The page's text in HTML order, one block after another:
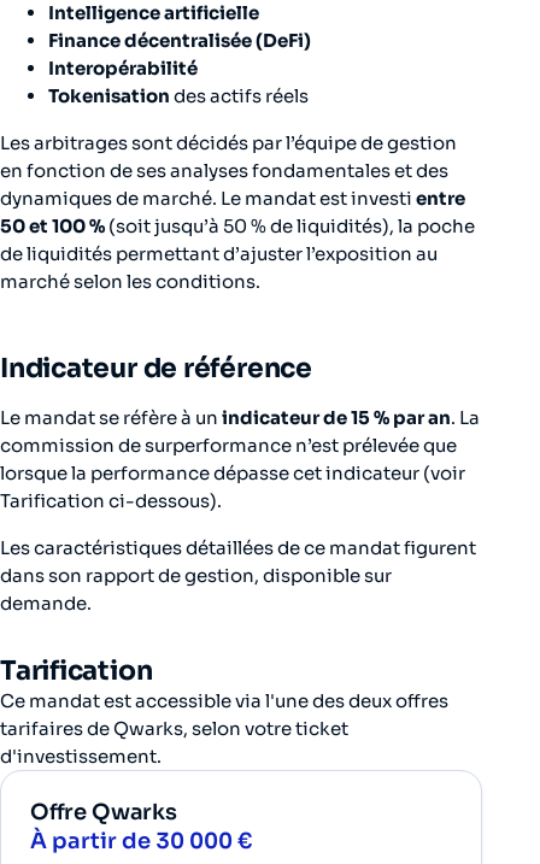
Intelligence artificielle
Finance décentralisée (DeFi)
Interopérabilité
Tokenisation des actifs réels
Les arbitrages sont décidés par l’équipe de gestion
en fonction de ses analyses fondamentales et des
dynamiques de marché. Le mandat est investi entre
50 et 100 % (soit jusqu’à 50 % de liquidités), la poche
de liquidités permettant d’ajuster l’exposition au
marché selon les conditions.
Indicateur de référence
Le mandat se réfère à un indicateur de 15 % par an. La
commission de surperformance n’est prélevée que
lorsque la performance dépasse cet indicateur (voir
Tarification ci-dessous).
Les caractéristiques détaillées de ce mandat figurent
dans son rapport de gestion, disponible sur
demande.
Tarification
Ce mandat est accessible via l'une des deux offres
tarifaires de Qwarks, selon votre ticket
d'investissement.
Offre Qwarks
À partir de 30 000 €